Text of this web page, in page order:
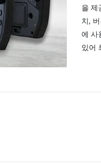
을 제
치,
에 사
있어